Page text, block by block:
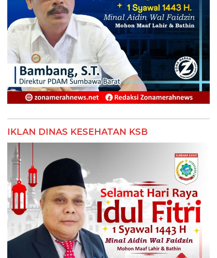
IKLAN DINAS KESEHATAN KSB